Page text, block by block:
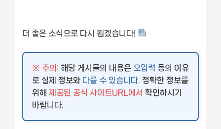
더 좋은 소식으로 다시 뵙겠습니다!
※ 주의: 해당 게시물의 내용은 오입력 등의 이유
로 실제 정보와 다를 수 있습니다 . 정확한 정보를
위해 제공된 공식 사이트URL에서 확인하시기
바랍니다.